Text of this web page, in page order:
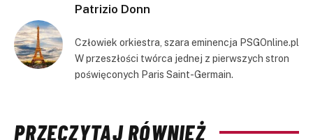
Patrizio Donn
Człowiek orkiestra, szara eminencja PSGOnline.pl
W przeszłości twórca jednej z pierwszych stron
poświęconych Paris Saint-Germain.
PRZECZYTAJ RÓWNIEŻ